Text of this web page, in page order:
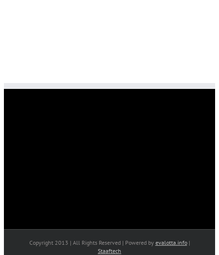
Copyright 2013 | All Rights Reserved | Powered by evalotta.info|
Staaftech